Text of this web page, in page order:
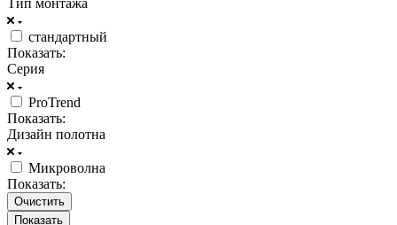
стандартный
Показать:
Серия
ProTrend
Показать:
Дизайн полотна
Микроволна
Показать:
Очистить